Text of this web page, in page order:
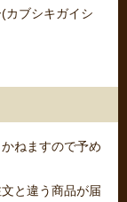
ブシキガイシ
ねますので予め
と違う商品が届